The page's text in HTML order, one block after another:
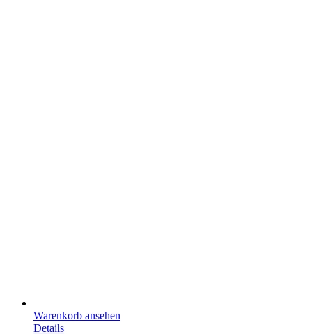
Warenkorb ansehen
Details